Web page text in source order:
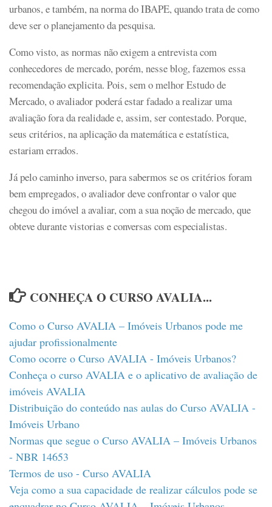
urbanos, e também, na norma do IBAPE, quando trata de como
deve ser o planejamento da pesquisa.
Como visto, as normas não exigem a entrevista com
conhecedores de mercado, porém, nesse blog, fazemos essa
recomendação explicita. Pois, sem o melhor Estudo de
Mercado, o avaliador poderá estar fadado a realizar uma
avaliação fora da realidade e, assim, ser contestado. Porque,
seus critérios, na aplicação da matemática e estatística,
estariam errados.
Já pelo caminho inverso, para sabermos se os critérios foram
bem empregados, o avaliador deve confrontar o valor que
chegou do imóvel a avaliar, com a sua noção de mercado, que
obteve durante vistorias e conversas com especialistas.
CONHEÇA O CURSO AVALIA...
Como o Curso AVALIA – Imóveis Urbanos pode me
ajudar profissionalmente
Como ocorre o Curso AVALIA - Imóveis Urbanos?
Conheça o curso AVALIA e o aplicativo de avaliação de
imóveis AVALIA
Distribuição do conteúdo nas aulas do Curso AVALIA -
Imóveis Urbano
Normas que segue o Curso AVALIA – Imóveis Urbanos
- NBR 14653
Termos de uso - Curso AVALIA
Veja como a sua capacidade de realizar cálculos pode se